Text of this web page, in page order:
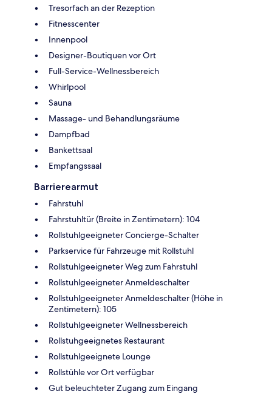
Tresorfach an der Rezeption
Fitnesscenter
Innenpool
Designer-Boutiquen vor Ort
Full-Service-Wellnessbereich
Whirlpool
Sauna
Massage- und Behandlungsräume
Dampfbad
Bankettsaal
Empfangssaal
Barrierearmut
Fahrstuhl
Fahrstuhltür (Breite in Zentimetern): 104
Rollstuhlgeeigneter Concierge-Schalter
Parkservice für Fahrzeuge mit Rollstuhl
Rollstuhlgeeigneter Weg zum Fahrstuhl
Rollstuhlgeeigneter Anmeldeschalter
Rollstuhlgeeigneter Anmeldeschalter (Höhe in
Zentimetern): 105
Rollstuhlgeeigneter Wellnessbereich
Rollstuhgeeignetes Restaurant
Rollstuhlgeeignete Lounge
Rollstühle vor Ort verfügbar
Gut beleuchteter Zugang zum Eingang